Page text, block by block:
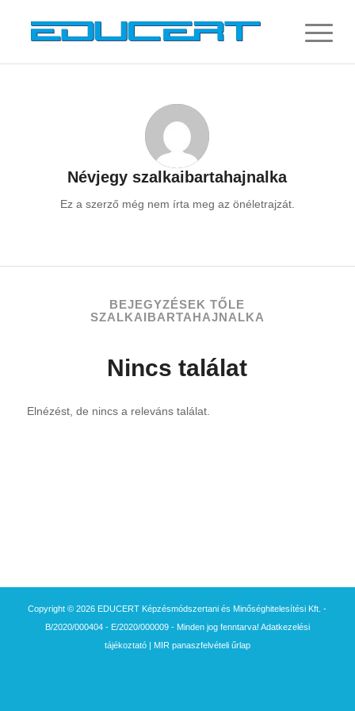
Névjegy szalkaibartahajnalka
Ez a szerző még nem írta meg az önéletrajzát.
BEJEGYZÉSEK TŐLE
SZALKAIBARTAHAJNALKA
Nincs találat
Elnézést, de nincs a releváns találat.
Copyright © 2026 EDUCERT Képzésmódszertani és Minőséghitelesítési Kft. -
B/2020/000404 - E/2020/000009 - Minden jog fenntarva! Adatkezelési
tájékoztató| MIR panaszfelvételi űrlap